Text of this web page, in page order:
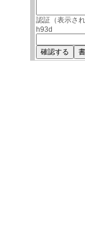
認証（表示さ
h93d